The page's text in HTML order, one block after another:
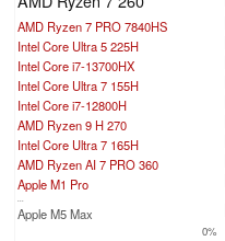
AMD Ryzen 7 PRO 7840HS
Intel Core Ultra 5 225H
Intel Core i7-13700HX
Intel Core Ultra 7 155H
Intel Core i7-12800H
AMD Ryzen 9 H 270
Intel Core Ultra 7 165H
AMD Ryzen AI 7 PRO 360
Apple M1 Pro
...
Apple M5 Max
0%